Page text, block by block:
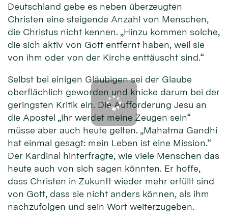
Deutschland gebe es neben überzeugten
Christen eine steigende Anzahl von Menschen,
die Christus nicht kennen. „Hinzu kommen solche,
die sich aktiv von Gott entfernt haben, weil sie
von ihm oder von der Kirche enttäuscht sind.“
Selbst bei einigen Gläubigen sei der Glaube
oberflächlich geworden und knicke darum bei der
geringsten Kritik ein. Die Aufforderung Jesu an
die Apostel „ihr werdet meine Zeugen sein“
müsse aber auch heute gelten. „Mahatma Gandhi
hat einmal gesagt: mein Leben ist eine Mission.“
Der Kardinal hinterfragte, wie viele Menschen das
heute auch von sich sagen könnten. Er hoffe,
dass Christen in Zukunft wieder mehr erfüllt sind
von Gott, dass sie nicht anders können, als ihm
nachzufolgen und sein Wort weiterzugeben.